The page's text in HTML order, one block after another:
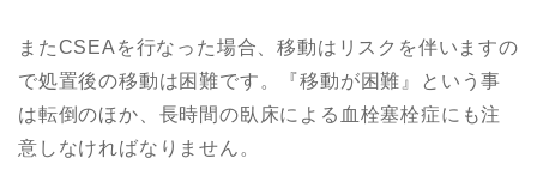
またCSEAを行なった場合、移動はリスクを伴いますの
で処置後の移動は困難です。『移動が困難』という事
は転倒のほか、長時間の臥床による血栓塞栓症にも注
意しなければなりません。